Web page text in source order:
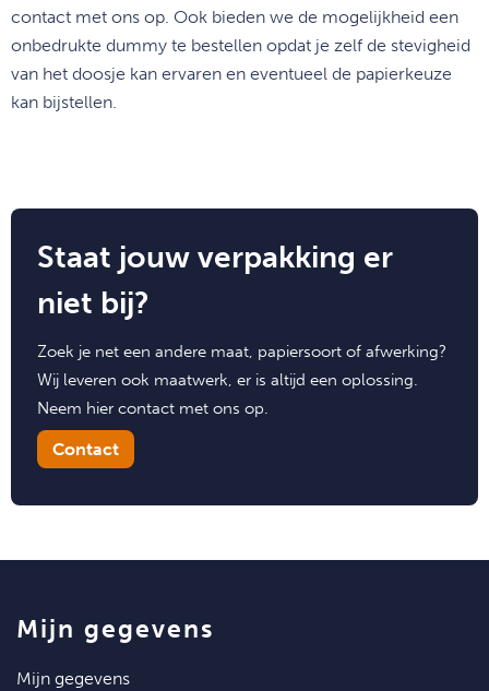
contact met ons op. Ook bieden we de mogelijkheid een
onbedrukte dummy te bestellen opdat je zelf de stevigheid
van het doosje kan ervaren en eventueel de papierkeuze
kan bijstellen.
Staat jouw verpakking er
niet bij?
Zoek je net een andere maat, papiersoort of afwerking?
Wij leveren ook maatwerk, er is altijd een oplossing.
Neem hier contact met ons op.
Contact
mijn gegevens
mijn gegevens